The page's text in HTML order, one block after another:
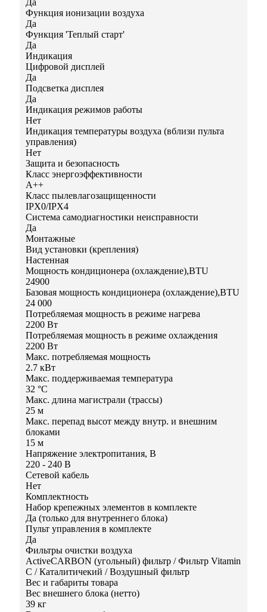
Да
Функция ионизации воздуха
Да
Функция 'Теплый старт'
Да
Индикация
Цифровой дисплей
Да
Подсветка дисплея
Да
Индикация режимов работы
Нет
Индикация температуры воздуха (вблизи пульта
управления)
Нет
Защита и безопасность
Класс энергоэффективности
A++
Класс пылевлагозащищенности
IPX0/IPX4
Система самодиагностики неисправности
Да
Монтажные
Вид установки (крепления)
Настенная
Мощность кондиционера (охлаждение),BTU
24900
Базовая мощность кондиционера (охлаждение),BTU
24 000
Потребляемая мощность в режиме нагрева
2200 Вт
Потребляемая мощность в режиме охлаждения
2200 Вт
Макс. потребляемая мощность
2.7 кВт
Макс. поддерживаемая температура
32 °С
Макс. длина магистрали (трассы)
25 м
Макс. перепад высот между внутр. и внешним
блоками
15 м
Напряжение электропитания, В
220 - 240 В
Сетевой кабель
Нет
Комплектность
Набор крепежных элементов в комплекте
Да (только для внутреннего блока)
Пульт управления в комплекте
Да
Фильтры очистки воздуха
ActiveCARBON (угольный) фильтр / Фильтр Vitamin
C / Каталитичекий / Воздушный фильтр
Вес и габариты товара
Вес внешнего блока (нетто)
39 кг